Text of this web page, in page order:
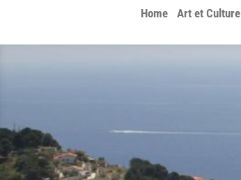
Home Art et Culture